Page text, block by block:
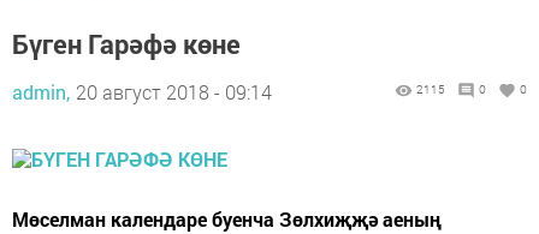
Бүген Гарәфә көне
admin, 20 август 2018 - 09:14 2115 0 0
Мөселман календаре буенча Зөлхиҗҗә аеның